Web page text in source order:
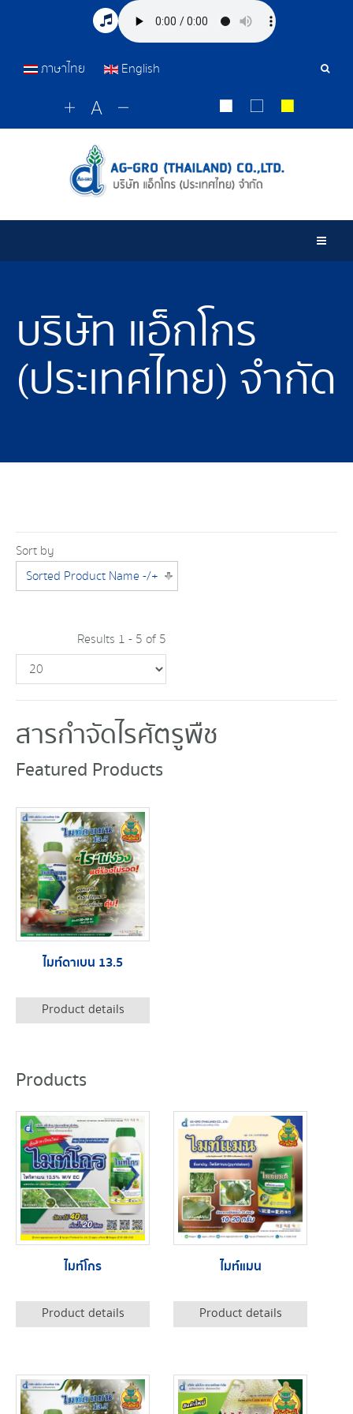
ภาษาไทย English
บริษัท แอ็กโกร
(ประเทศไทย) จำกัด
Sort by
Sorted Product Name -/+
Results 1 - 5 of 5
สารกำจัดไรศัตรูพืช
Featured Products
ไมท์ดาเบน 13.5
Product details
Products
ไมท์โกร
Product details
ไมท์แมน
Product details